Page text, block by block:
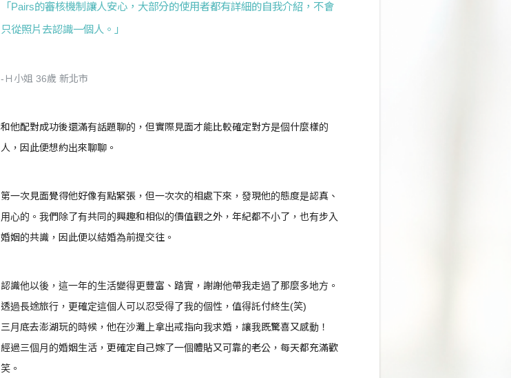
「Pairs的審核機制讓人安心，大部分的使用者都有詳細的自我介紹，不會
只從照片去認識一個人。」
-Ｈ小姐 36歲 新北市
和他配對成功後還滿有話題聊的，但實際見面才能比較確定對方是個什麼樣的
人，因此便想約出來聊聊。
第一次見面覺得他好像有點緊張，但一次次的相處下來，發現他的態度是認真、
用心的。我們除了有共同的興趣和相似的價值觀之外，年紀都不小了，也有步入
婚姻的共識，因此便以結婚為前提交往。
認識他以後，這一年的生活變得更豐富、踏實，謝謝他帶我走過了那麼多地方。
透過長途旅行，更確定這個人可以忍受得了我的個性，值得託付終生(笑)
三月底去澎湖玩的時候，他在沙灘上拿出戒指向我求婚，讓我既驚喜又感動！
經過三個月的婚姻生活，更確定自己嫁了一個體貼又可靠的老公，每天都充滿歡
笑。